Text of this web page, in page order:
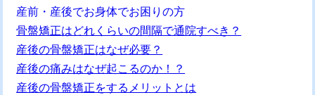
産前・産後でお身体でお困りの方
骨盤矯正はどれくらいの間隔で通院すべき？
産後の骨盤矯正はなぜ必要？
産後の痛みはなぜ起こるのか！？
産後の骨盤矯正をするメリットとは